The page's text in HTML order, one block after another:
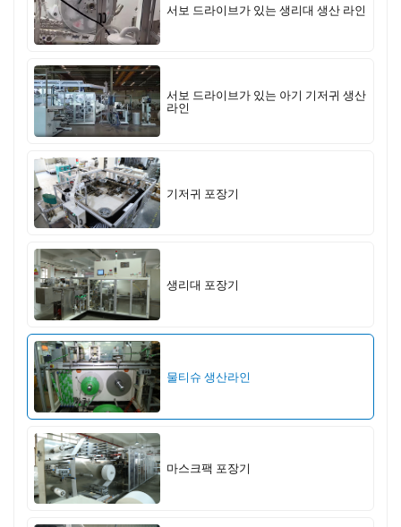
서보 드라이브가 있는 생리대 생산 라인
서보 드라이브가 있는 아기 기저귀 생산
라인
기저귀 포장기
생리대 포장기
물티슈 생산라인
마스크팩 포장기